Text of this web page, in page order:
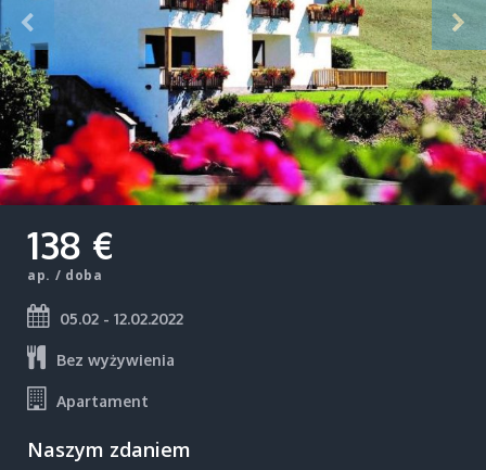
138 €
ap. / doba
05.02 - 12.02.2022
Bez wyżywienia
Apartament
Naszym zdaniem